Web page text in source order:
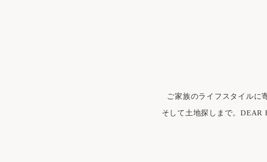
ご家族のライフスタイルに
そして土地探しまで。DEAR